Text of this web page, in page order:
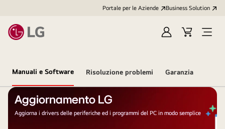
Portale per le Aziende Business Solution
AccediCart
Open
Manuali e Software Risoluzione problemi Garanzia
Aggiornamento LG
Aggiorna i drivers delle periferiche ed i programmi del PC in modo semplice